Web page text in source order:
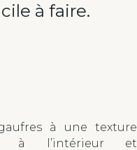
à faire.
à une texture
à l’intérieur et